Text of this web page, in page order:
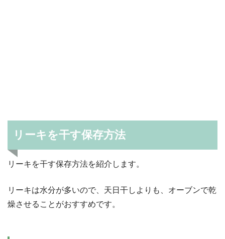
リーキを干す保存方法
リーキを干す保存方法を紹介します。
リーキは水分が多いので、天日干しよりも、オーブンで乾
燥させることがおすすめです。